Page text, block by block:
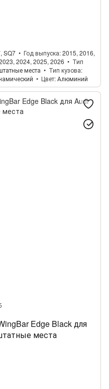
SQ7 Год выпуска 2015, 2016,
2024, 2025, 2026
Тип
места
Тип кузова
Цвет Алюминий
Edge Black для
места